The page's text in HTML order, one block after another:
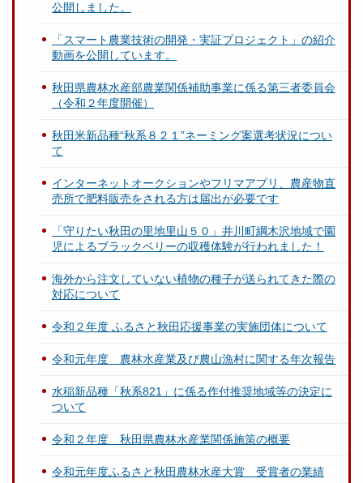
公開しました。
「スマート農業技術の開発・実証プロジェクト」の紹介
動画を公開しています。
秋田県農林水産部農業関係補助事業に係る第三者委員会
（令和２年度開催）
秋田米新品種“秋系８２１”ネーミング案選考状況につい
て
インターネットオークションやフリマアプリ、農産物直
売所で肥料販売をされる方は届出が必要です
「守りたい秋田の里地里山５０」井川町綱木沢地域で園
児によるブラックベリーの収穫体験が行われました！
海外から注文していない植物の種子が送られてきた際の
対応について
令和２年度 ふるさと秋田応援事業の実施団体について
令和元年度 農林水産業及び農山漁村に関する年次報告
水稲新品種「秋系821」に係る作付推奨地域等の決定に
ついて
令和２年度 秋田県農林水産業関係施策の概要
令和元年度ふるさと秋田農林水産大賞 受賞者の業績